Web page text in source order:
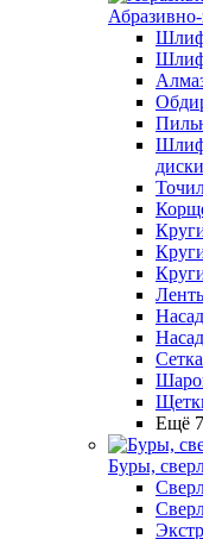
диски
Ещё 7
Буры,